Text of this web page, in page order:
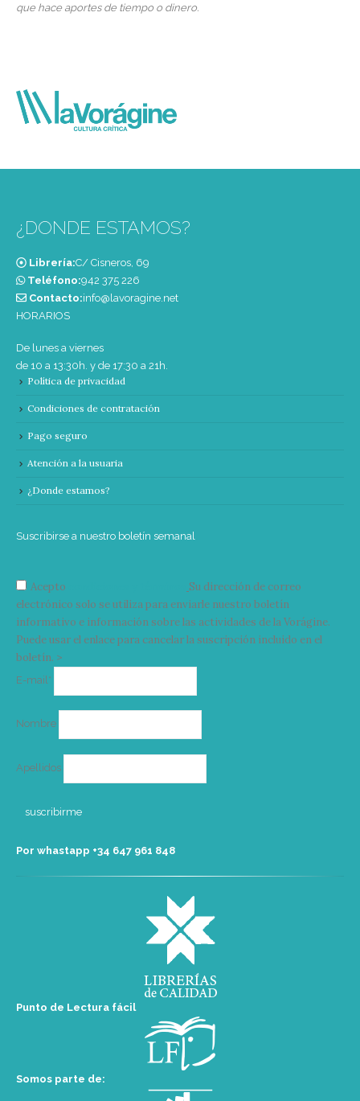
que hace aportes de tiempo o dinero.
¿DONDE ESTAMOS?
Librería:C/ Cisneros, 69
Teléfono:‭942 375 226‬
Contacto:info@lavoragine.net
HORARIOS
De lunes a viernes
de 10 a 13:30h. y de 17:30 a 21h.
Política de privacidad
Condiciones de contratación
Pago seguro
Atención a la usuaria
¿Donde estamos?
Suscribirse a nuestro boletín semanal
Acepto
Su dirección de correo
electrónico solo se utiliza para enviarle nuestro boletín
informativo e información sobre las actividades de la Vorágine.
Puede usar el enlace para cancelar la suscripción incluido en el
boletín. >
E-mail*
Nombre
Apellidos
Por whastapp +34 ‭647 961 848‬
Punto de Lectura fácil
Somos parte de: